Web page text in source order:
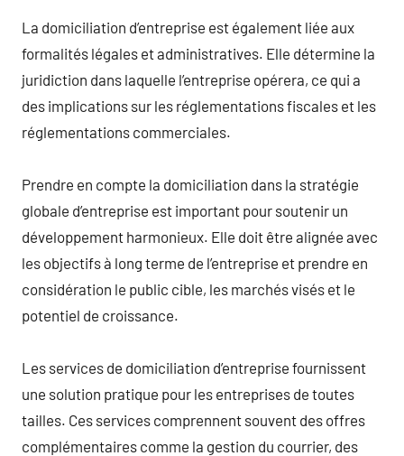
La domiciliation d’entreprise est également liée aux
formalités légales et administratives. Elle détermine la
juridiction dans laquelle l’entreprise opérera, ce qui a
des implications sur les réglementations fiscales et les
réglementations commerciales.
Prendre en compte la domiciliation dans la stratégie
globale d’entreprise est important pour soutenir un
développement harmonieux. Elle doit être alignée avec
les objectifs à long terme de l’entreprise et prendre en
considération le public cible, les marchés visés et le
potentiel de croissance.
Les services de domiciliation d’entreprise fournissent
une solution pratique pour les entreprises de toutes
tailles. Ces services comprennent souvent des offres
complémentaires comme la gestion du courrier, des